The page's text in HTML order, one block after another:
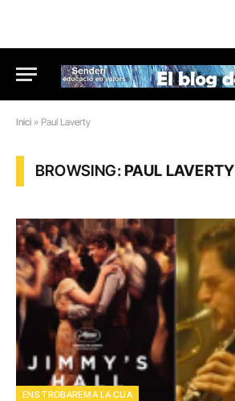
Inici » Paul Laverty
BROWSING:PAUL LAVERTY
ENS TROBAREM A LA CUA